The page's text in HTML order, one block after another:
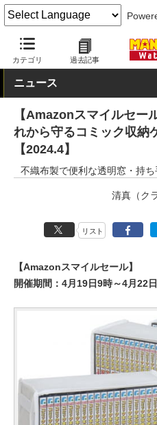
カテゴリ 過去記事
MANGA Watch セール
ニュース
【Amazonスマイルセー
れから守るコミック収納
【2024.4】
不織布製で便利な透明窓・持ち
清真（ク
リスト
【Amazonスマイルセール】
開催期間：4月19日9時～4月22